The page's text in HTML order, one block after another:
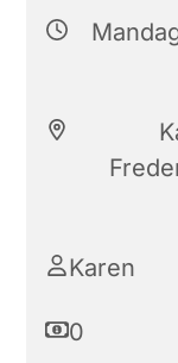
Karen
0